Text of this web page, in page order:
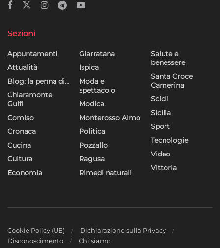
Sezioni
Appuntamenti
Attualità
Blog: la penna di…
Chiaramonte
Gulfi
Comiso
Cronaca
Cucina
Cultura
Economia
Giarratana
Ispica
Moda e
spettacolo
Modica
Monterosso Almo
Politica
Pozzallo
Ragusa
Rimedi naturali
Salute e
benessere
Santa Croce
Camerina
Scicli
Sicilia
Sport
Tecnologie
Video
Vittoria
Cookie Policy (UE)
Dichiarazione sulla Privacy
Disconoscimento
Chi siamo